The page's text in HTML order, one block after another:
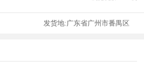
发货地:广东省广州市番禺区